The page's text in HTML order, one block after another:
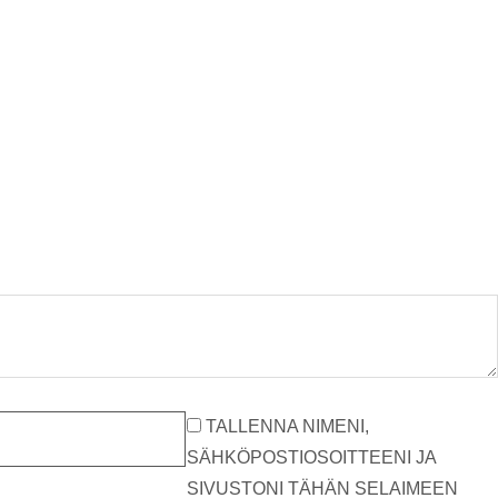
TALLENNA NIMENI,
SÄHKÖPOSTIOSOITTEENI JA
SIVUSTONI TÄHÄN SELAIMEEN